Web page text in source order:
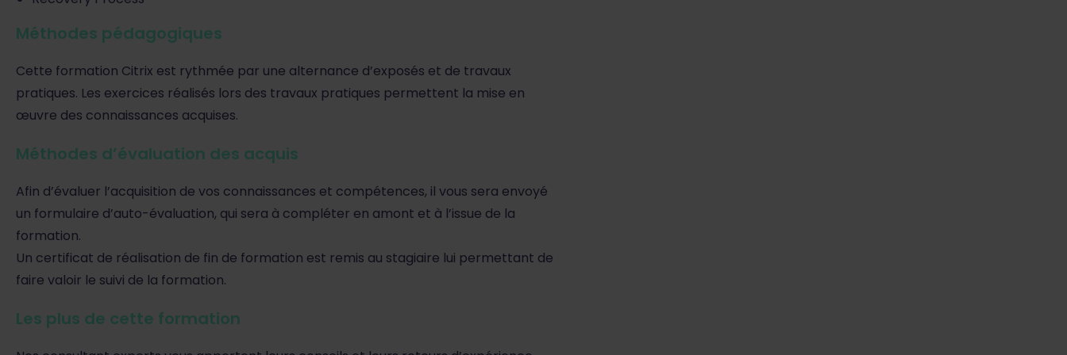
Méthodes pédagogiques
Cette formation Citrix est rythmée par une alternance d’exposés et de travaux
pratiques. Les exercices réalisés lors des travaux pratiques permettent la mise en
œuvre des connaissances acquises.
Méthodes d’évaluation des acquis
Afin d’évaluer l’acquisition de vos connaissances et compétences, il vous sera envoyé
un formulaire d’auto-évaluation, qui sera à compléter en amont et à l’issue de la
formation.
Un certificat de réalisation de fin de formation est remis au stagiaire lui permettant de
faire valoir le suivi de la formation.
Les plus de cette formation